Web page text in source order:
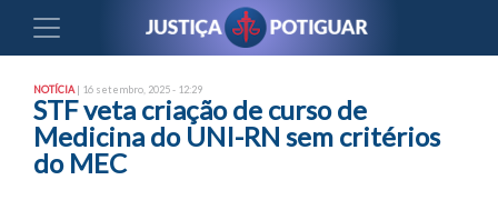
NOTÍCIA | 16 setembro, 2025 - 12:29
STF veta criação de curso de
Medicina do UNI-RN sem critérios
do MEC